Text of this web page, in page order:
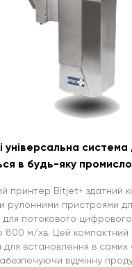
універсальна система
в будь-яку
принтер Bitjet+ здатний
рулонними пристроями
потокового цифрового
800 м/хв. Цей компактний
для встановлення в
відмінну